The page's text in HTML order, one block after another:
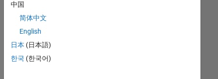
können,
die
Ihren
entsprechen,
werden
中国
简体中文
English
日本 (日本語)
한국 (한국어)